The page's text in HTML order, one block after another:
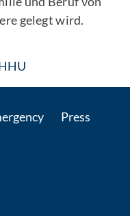
gelegt wird.
Press